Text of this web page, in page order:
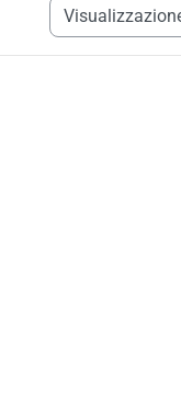
Navigazione